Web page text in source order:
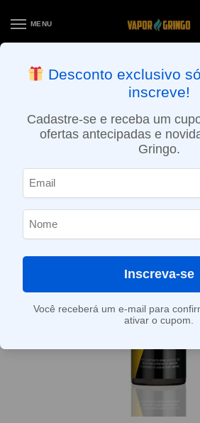
MENU
ENTREGA NO MESMO DIA EM SÃO
APROVADOS ATÉ 15:30 VIA
Desconto exclusivo
inscreve!
Cadastre-se e receba um
ofertas antecipadas e
Gringo.
Inscreva-se
Você receberá um e-mail para
ativar o cupom.